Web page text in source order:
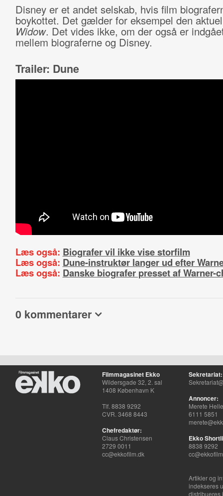
Disney er et andet selskab, hvis film
boykottet. Det gælder for eksempel den
Widow. Det vides ikke, om der også er
mellem biograferne og Disney.
Trailer: Dune
Læs også: Biografer vil ikke vise storfilm
Læs også: Dune-instruktør langer ud efter
Læs også: Danske biografer presset af Warner-
0 kommentarer
Filmmagasinet Ekko
Wildersgade 32, 2. sal
1408 København K
Tlf. 8838 9292
CVR. 3468 8443
Chefredaktør:
Claus Christensen
2729 0011
cc@ekkofilm.dk
Sekretariat:
Annoncer:
Merete
6111 5851
Ekko
8838 9292
Artikler og
indekseres
distribueres